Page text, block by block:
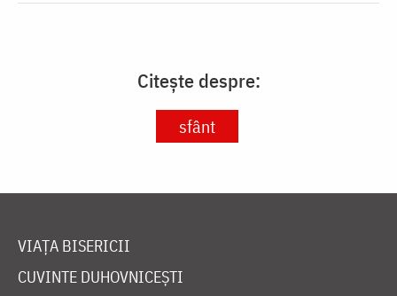
Citește despre:
sfânt
VIAȚA BISERICII
CUVINTE DUHOVNICEȘTI